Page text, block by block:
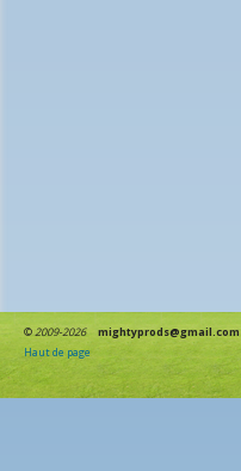
©2009-2026
mightyprods@gmail.com
Haut de page